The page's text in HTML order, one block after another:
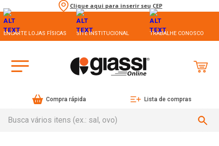
Clique aqui para inserir seu CEP
ENCARTE LOJAS FÍSICAS SITE INSTITUCIONAL TRABALHE CONOSCO
Compra rápida Lista de compras